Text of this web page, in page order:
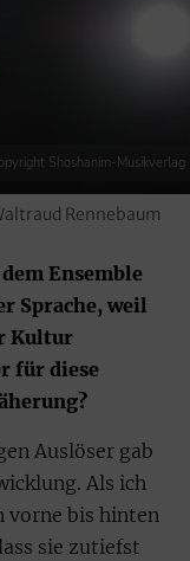
Shoshanim-Musikverlag
Rennebaum
Ensemble
Sprache, weil
Kultur
für diese
Auslöser gab
Als ich
vorne bis hinten
sie zutiefst